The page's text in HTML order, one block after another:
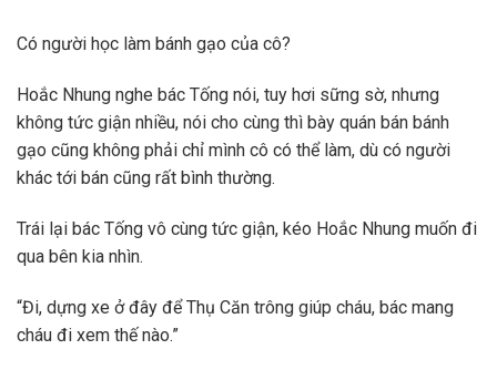
Có người học làm bánh gạo của cô?
Hoắc Nhung nghe bác Tống nói, tuy hơi sững sờ, nhưng
không tức giận nhiều, nói cho cùng thì bày quán bán bánh
gạo cũng không phải chỉ mình cô có thể làm, dù có người
khác tới bán cũng rất bình thường.
Trái lại bác Tống vô cùng tức giận, kéo Hoắc Nhung muốn đi
qua bên kia nhìn.
“Đi, dựng xe ở đây để Thụ Căn trông giúp cháu, bác mang
cháu đi xem thế nào.”